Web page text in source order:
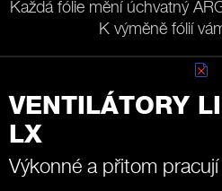
Každá fólie mění úchvatný
K výměně fólií
VENTILÁTORY
LX
Výkonné a přitom